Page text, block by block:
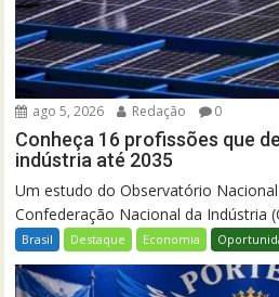
ago 5, 2026 Redação 0
Conheça 16 profissões que
indústria até 2035
Um estudo do Observatório
Confederação Nacional da Indústria
Brasil Destaque Economia